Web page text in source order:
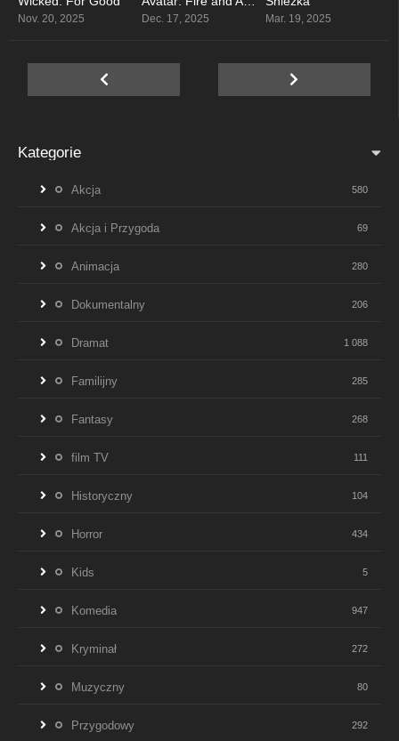
0
Nov. 20, 2025
0
Dec. 17, 2025 Mar. 19, 2025
Kategorie
Akcja 580
Akcja i Przygoda 69
Animacja 280
Dokumentalny 206
Dramat 1 088
Familijny 285
Fantasy 268
film TV 111
Historyczny 104
Horror 434
Kids 5
Komedia 947
Kryminał 272
Muzyczny 80
Przygodowy 292